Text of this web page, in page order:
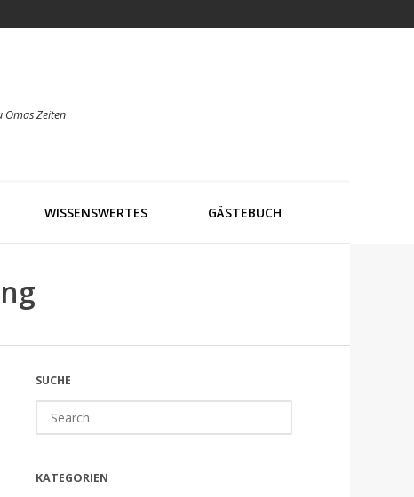
Omas Zeiten
WISSENSWERTES GÄSTEBUCH
SUCHE
for:
KATEGORIEN